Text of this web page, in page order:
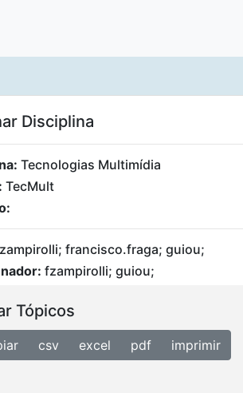
Disciplina
Tecnologias Multimídia
TecMult
francisco.fraga; guiou;
fzampirolli; guiou;
Tópicos
csv excel pdf imprimir